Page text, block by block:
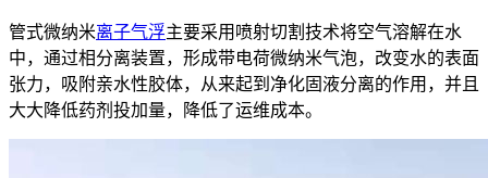
管式微纳米离子气浮主要采用喷射切割技术将空气溶解在水
中，通过相分离装置，形成带电荷微纳米气泡，改变水的表面
张力，吸附亲水性胶体，从来起到净化固液分离的作用，并且
大大降低药剂投加量，降低了运维成本。